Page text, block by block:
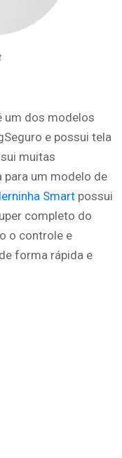
um dos modelos
e possui tela
muitas
para um modelo de
Smart possui
completo do
o controle e
forma rápida e